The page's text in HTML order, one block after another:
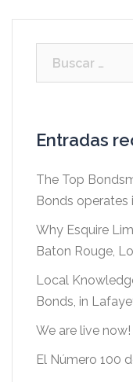
Entradas
The Top
Bonds
Why Esquire
Baton Rouge,
Local
Bonds, in
We are live now!
El Número 100